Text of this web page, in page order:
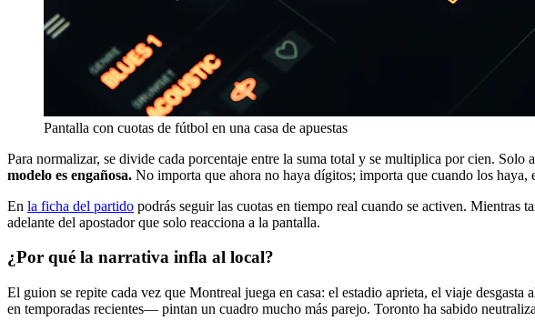
Pantalla con cuotas de fútbol en una casa de apuestas
Para normalizar, se divide cada porcentaje entre la suma total y se multiplica por cien. Solo
modelo es engañosa. No importa que ahora no haya dígitos; importa que cuando los
En la ficha del partido podrás seguir las cuotas en tiempo real cuando se activen.
adelante del apostador que solo reacciona a la pantalla.
¿Por qué la narrativa infla al local?
El guion se repite cada vez que Montreal juega en casa: el estadio aprieta, el viaje
en temporadas recientes— pintan un cuadro mucho más parejo. Toronto ha sabido